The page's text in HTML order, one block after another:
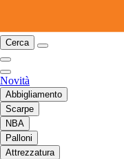
Cerca
Novità
Abbigliamento
Scarpe
NBA
Palloni
Attrezzatura